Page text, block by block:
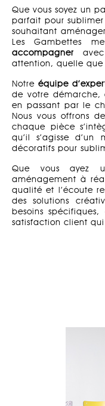
Que vous soyez un
parfait pour
souhaitant
Les Gambettes
accompagner
attention, quelle que
Notre équipe
de votre
en passant par le
Nous vous offrons
chaque pièce
qu’il s’agisse d’un
décoratifs pour
Que vous ayez
aménagement à
qualité et l’écoute
des solutions
besoins
satisfaction client